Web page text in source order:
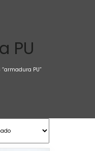
PU
PU”